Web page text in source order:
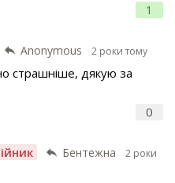
1
Anonymous 2 роки тому
0
страшніше, дякую за
Бентежна
2 роки